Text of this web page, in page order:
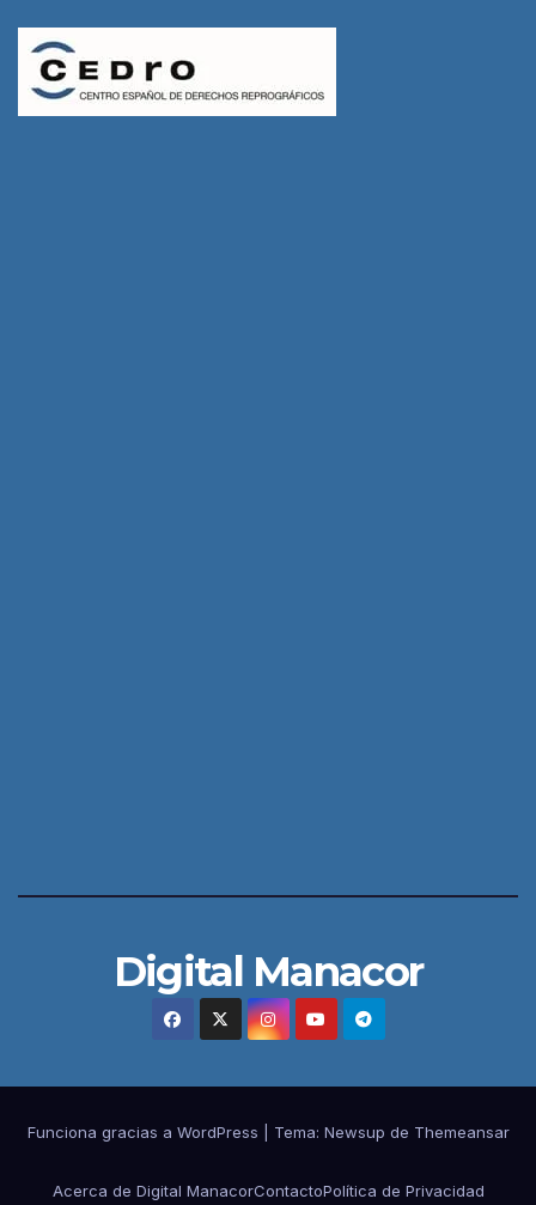
Digital Manacor
Funciona gracias a WordPress Tema: Newsup de Themeansar
Acerca de Digital ManacorContactoPolítica de Privacidad